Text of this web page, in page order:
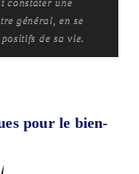
général, en se
de sa vie.
pour le bien-